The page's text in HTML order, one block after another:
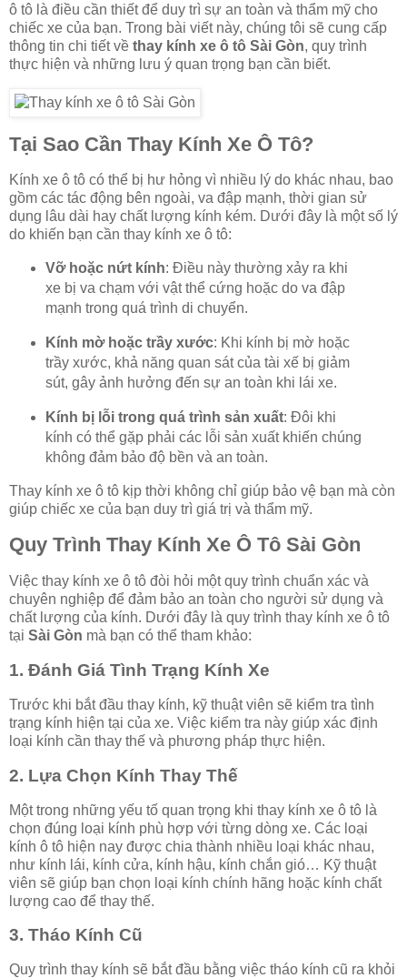
ô tô là điều cần thiết để duy trì sự an toàn và thẩm mỹ cho
chiếc xe của bạn. Trong bài viết này, chúng tôi sẽ cung cấp
thông tin chi tiết về thay kính xe ô tô Sài Gòn, quy trình
thực hiện và những lưu ý quan trọng bạn cần biết.
Tại Sao Cần Thay Kính Xe Ô Tô?
Kính xe ô tô có thể bị hư hỏng vì nhiều lý do khác nhau, bao
gồm các tác động bên ngoài, va đập mạnh, thời gian sử
dụng lâu dài hay chất lượng kính kém. Dưới đây là một số lý
do khiến bạn cần thay kính xe ô tô:
Vỡ hoặc nứt kính: Điều này thường xảy ra khi
xe bị va chạm với vật thể cứng hoặc do va đập
mạnh trong quá trình di chuyển.
Kính mờ hoặc trầy xước: Khi kính bị mờ hoặc
trầy xước, khả năng quan sát của tài xế bị giảm
sút, gây ảnh hưởng đến sự an toàn khi lái xe.
Kính bị lỗi trong quá trình sản xuất: Đôi khi
kính có thể gặp phải các lỗi sản xuất khiến chúng
không đảm bảo độ bền và an toàn.
Thay kính xe ô tô kịp thời không chỉ giúp bảo vệ bạn mà còn
giúp chiếc xe của bạn duy trì giá trị và thẩm mỹ.
Quy Trình Thay Kính Xe Ô Tô Sài Gòn
Việc thay kính xe ô tô đòi hỏi một quy trình chuẩn xác và
chuyên nghiệp để đảm bảo an toàn cho người sử dụng và
chất lượng của kính. Dưới đây là quy trình thay kính xe ô tô
tại Sài Gòn mà bạn có thể tham khảo:
1. Đánh Giá Tình Trạng Kính Xe
Trước khi bắt đầu thay kính, kỹ thuật viên sẽ kiểm tra tình
trạng kính hiện tại của xe. Việc kiểm tra này giúp xác định
loại kính cần thay thế và phương pháp thực hiện.
2. Lựa Chọn Kính Thay Thế
Một trong những yếu tố quan trọng khi thay kính xe ô tô là
chọn đúng loại kính phù hợp với từng dòng xe. Các loại
kính ô tô hiện nay được chia thành nhiều loại khác nhau,
như kính lái, kính cửa, kính hậu, kính chắn gió… Kỹ thuật
viên sẽ giúp bạn chọn loại kính chính hãng hoặc kính chất
lượng cao để thay thế.
3. Tháo Kính Cũ
Quy trình thay kính sẽ bắt đầu bằng việc tháo kính cũ ra khỏi